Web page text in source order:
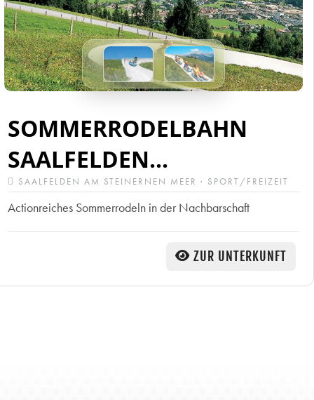
SOMMERRODELBAHN
SAALFELDEN...
SAALFELDEN AM STEINERNEN MEER · SPORT/FREIZEIT
Actionreiches Sommerrodeln in der Nachbarschaft
ZUR UNTERKUNFT